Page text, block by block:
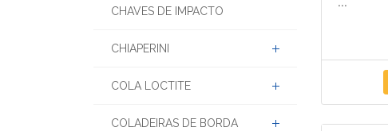
CHAVES DE IMPACTO
CHAVES DE IMPACTO
CHIAPERINI